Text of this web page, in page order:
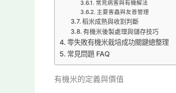
常見病害與有機解法
主要害蟲與友善管理
稻米成熟與收割判斷
有機米後製處理與儲存技巧
零失敗有機米栽培成功關鍵總整理
常見問題 FAQ
有機米的定義與價值